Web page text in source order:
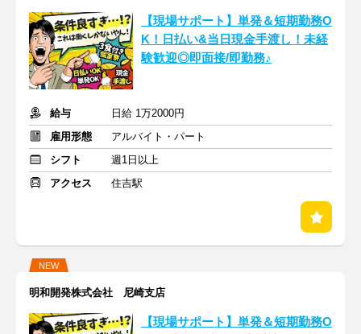
【現場サポート】単発＆短期勤務O
K！日払い&当日現金手渡し！未経
験歓迎◎即面接/即勤務♪
給与
日給 1万2000円
雇用形態
アルバイト・パート
シフト
週1日以上
アクセス
住吉駅
NEW
明和開発株式会社 尼崎支店
【現場サポート】単発＆短期勤務O